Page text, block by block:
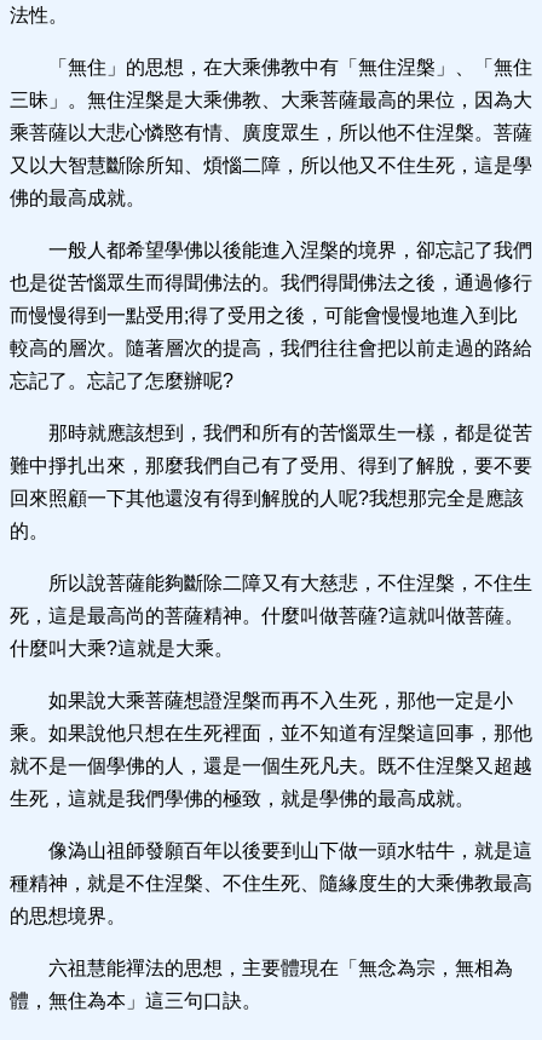
法性。
「無住」的思想，在大乘佛教中有「無住涅槃」、「無住
三昧」。無住涅槃是大乘佛教、大乘菩薩最高的果位，因為大
乘菩薩以大悲心憐愍有情、廣度眾生，所以他不住涅槃。菩薩
又以大智慧斷除所知、煩惱二障，所以他又不住生死，這是學
佛的最高成就。
一般人都希望學佛以後能進入涅槃的境界，卻忘記了我們
也是從苦惱眾生而得聞佛法的。我們得聞佛法之後，通過修行
而慢慢得到一點受用;得了受用之後，可能會慢慢地進入到比
較高的層次。隨著層次的提高，我們往往會把以前走過的路給
忘記了。忘記了怎麼辦呢?
那時就應該想到，我們和所有的苦惱眾生一樣，都是從苦
難中掙扎出來，那麼我們自己有了受用、得到了解脫，要不要
回來照顧一下其他還沒有得到解脫的人呢?我想那完全是應該
的。
所以說菩薩能夠斷除二障又有大慈悲，不住涅槃，不住生
死，這是最高尚的菩薩精神。什麼叫做菩薩?這就叫做菩薩。
什麼叫大乘?這就是大乘。
如果說大乘菩薩想證涅槃而再不入生死，那他一定是小
乘。如果說他只想在生死裡面，並不知道有涅槃這回事，那他
就不是一個學佛的人，還是一個生死凡夫。既不住涅槃又超越
生死，這就是我們學佛的極致，就是學佛的最高成就。
像溈山祖師發願百年以後要到山下做一頭水牯牛，就是這
種精神，就是不住涅槃、不住生死、隨緣度生的大乘佛教最高
的思想境界。
六祖慧能禪法的思想，主要體現在「無念為宗，無相為
體，無住為本」這三句口訣。